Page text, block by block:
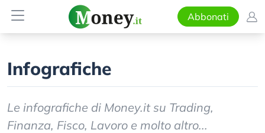
Abbonati
Infografiche
Le infografiche di Money.it su Trading,
Finanza, Fisco, Lavoro e molto altro...